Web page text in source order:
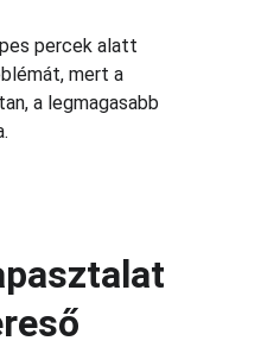
percek alatt
mert a
a legmagasabb